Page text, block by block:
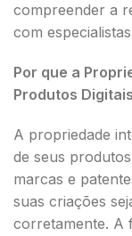
compreender a
com
Por que a
Produtos Digitais
A propriedade
de seus
marcas e
suas criações
corretamente. A